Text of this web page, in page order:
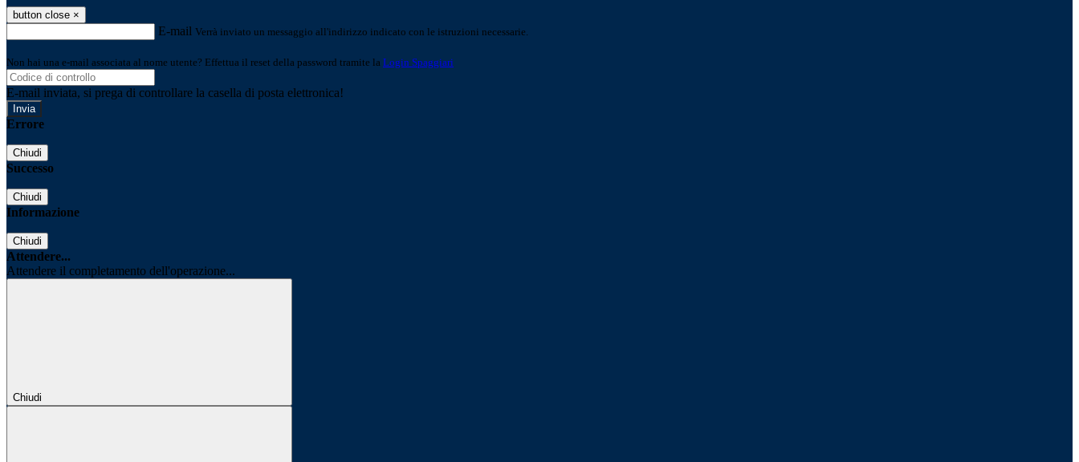
button close ×
E-mail Verrà inviato un messaggio all'indirizzo indicato con le istruzioni necessarie.
Non hai una e-mail associata al nome utente? Effettua il reset della password tramite la Login Spaggiari
E-mail inviata, si prega di controllare la casella di posta elettronica!
Errore
Chiudi
Successo
Chiudi
Informazione
Chiudi
Attendere...
Attendere il completamento dell'operazione...
Chiudi